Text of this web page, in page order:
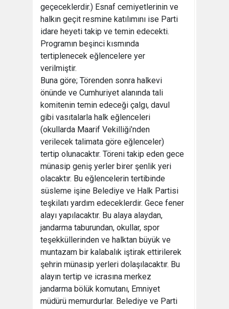
geçeceklerdir.) Esnaf cemiyetlerinin ve
halkın geçit resmine katılımını ise Parti
idare heyeti takip ve temin edecekti.
Programın beşinci kısmında
tertiplenecek eğlencelere yer
verilmiştir.
Buna göre; Törenden sonra halkevi
önünde ve Cumhuriyet alanında tali
komitenin temin edeceği çalgı, davul
gibi vasıtalarla halk eğlenceleri
(okullarda Maarif Vekilliği’nden
verilecek talimata göre eğlenceler)
tertip olunacaktır. Töreni takip eden gece
münasip geniş yerler birer şenlik yeri
olacaktır. Bu eğlencelerin tertibinde
süsleme işine Belediye ve Halk Partisi
teşkilatı yardım edeceklerdir. Gece fener
alayı yapılacaktır. Bu alaya alaydan,
jandarma taburundan, okullar, spor
teşekküllerinden ve halktan büyük ve
muntazam bir kalabalık iştirak ettirilerek
şehrin münasip yerleri dolaşılacaktır. Bu
alayın tertip ve icrasına merkez
jandarma bölük komutanı, Emniyet
müdürü memurdurlar. Belediye ve Parti